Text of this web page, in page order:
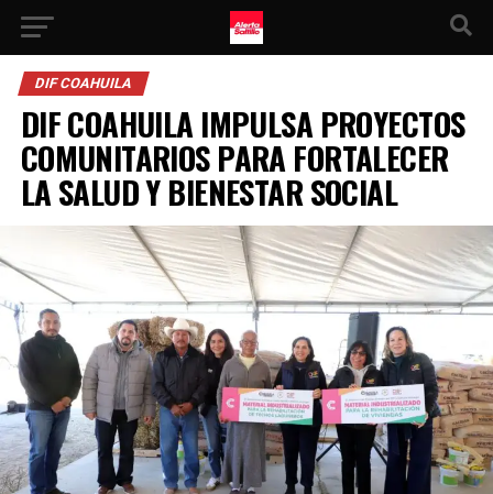
DIF COAHUILA
DIF COAHUILA IMPULSA PROYECTOS
COMUNITARIOS PARA FORTALECER
LA SALUD Y BIENESTAR SOCIAL